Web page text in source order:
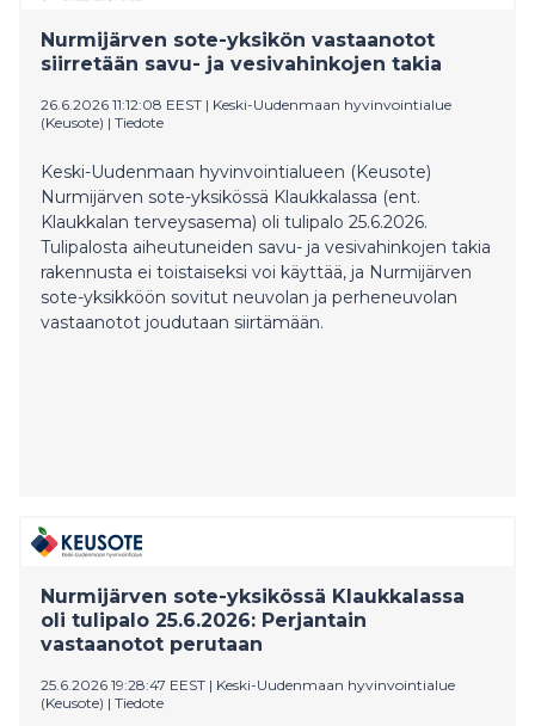
Nurmijärven sote-yksikön vastaanotot
siirretään savu- ja vesivahinkojen takia
26.6.2026 11:12:08 EEST | Keski-Uudenmaan hyvinvointialue
(Keusote) | Tiedote
Keski-Uudenmaan hyvinvointialueen (Keusote)
Nurmijärven sote-yksikössä Klaukkalassa (ent.
Klaukkalan terveysasema) oli tulipalo 25.6.2026.
Tulipalosta aiheutuneiden savu- ja vesivahinkojen takia
rakennusta ei toistaiseksi voi käyttää, ja Nurmijärven
sote-yksikköön sovitut neuvolan ja perheneuvolan
vastaanotot joudutaan siirtämään.
Nurmijärven sote-yksikössä Klaukkalassa
oli tulipalo 25.6.2026: Perjantain
vastaanotot perutaan
25.6.2026 19:28:47 EEST | Keski-Uudenmaan hyvinvointialue
(Keusote) | Tiedote